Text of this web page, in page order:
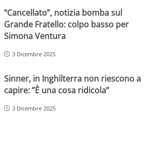
“Cancellato”, notizia bomba sul
Grande Fratello: colpo basso per
Simona Ventura
3 Dicembre 2025
Sinner, in Inghilterra non riescono a
capire: ”È una cosa ridicola”
3 Dicembre 2025